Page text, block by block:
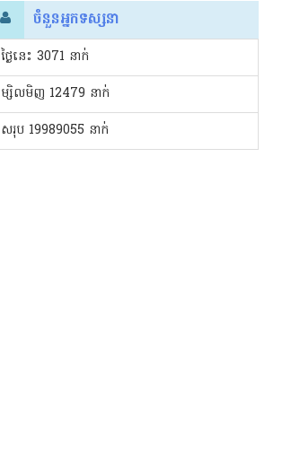
ចំនួនអ្នកទស្សនា
ថ្ងៃនេះ​ 3071 នាក់
ម្សិលមិញ 12479 នាក់
សរុប 19989055 នាក់